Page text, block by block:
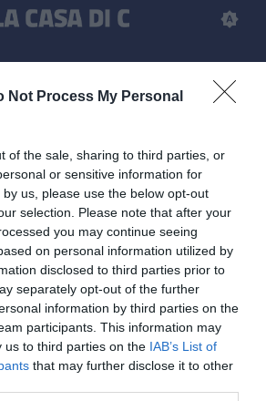
Not Process My Personal
of the sale, sharing to third parties, or
or sensitive information for
us, please use the below opt-out
selection. Please note that after your
you may continue seeing
on personal information utilized by
disclosed to third parties prior to
separately opt-out of the further
information by third parties on the
participants. This information may
us to third parties on the IAB’s List of
that may further disclose it to other
c'è l'addio in
fino al 2029
Tezza
ufficiale l'addio dell'allenatore,
direttore sportivo